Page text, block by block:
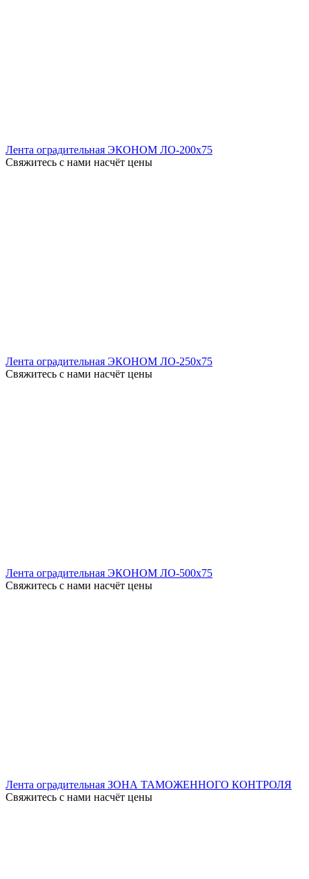
Лента оградительная ЭКОНОМ ЛО-200x75
Свяжитесь с нами насчёт цены
Лента оградительная ЭКОНОМ ЛО-250x75
Свяжитесь с нами насчёт цены
Лента оградительная ЭКОНОМ ЛО-500x75
Свяжитесь с нами насчёт цены
Лента оградительная ЗОНА ТАМОЖЕННОГО КОНТРОЛЯ
Свяжитесь с нами насчёт цены